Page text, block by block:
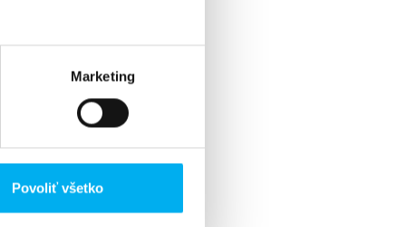
Marketing
Povoliť všetko